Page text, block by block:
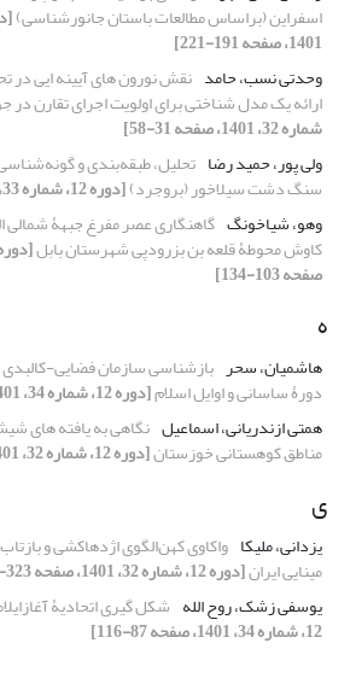
اسفراین (براساس مطالعات باستان جانورشناسی)
1401، صفحه 191-221]
وحدتی نسب، حامد نقش نورون های آیینه ایی در
ارائه یک مدل شناختی برای اولویت اجرای تقارن در
شماره 32، 1401، صفحه 31-58]
ولی پور، حمید رضا تحلیل، طبقه‌بندی و
سنگ دشت سیلاخور (بروجرد)[دوره 12، شماره 33، 1401، صفحه 65-87]
وهو، شیاخونگ گاهنگاری عصر مفرغ جبهۀ شمالی
کاوش محوطۀ قلعه بن بزرودپی شهرستان بابل
صفحه 103-134]
ه
هاشمیان، سحر بازشناسی سازمان فضایی-
دورۀ ساسانی و اوایل اسلام[دوره 12، شماره 34، 1401، صفحه 241-270]
همتی ازندریانی، اسماعیل نگاهی به یافته های
مناطق کوهستانی خوزستان[دوره 12، شماره 32، 1401، صفحه 135-162]
ی
یزدانی، ملیکا واکاوی کهن‌الگوی اژدهاکشی و
مینایی ایران[دوره 12، شماره 32، 1401، صفحه 323-350]
یوسفی زشک، روح الله شکل گیری اتحادیۀ
12، شماره 34، 1401، صفحه 87-116]